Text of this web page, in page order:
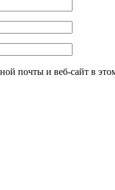
почты и веб-сайт в